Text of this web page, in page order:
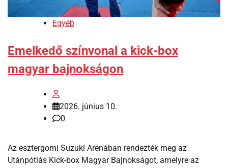
Egyéb
Emelkedő színvonal a kick-box
magyar bajnokságon
2026. június 10.
0
Az esztergomi Suzuki Arénában rendezték meg az
Utánpótlás Kick-box Magyar Bajnokságot, amelyre az